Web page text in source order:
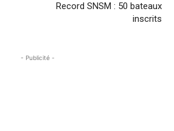
Record SNSM : 50 bateaux
inscrits
- Publicité -